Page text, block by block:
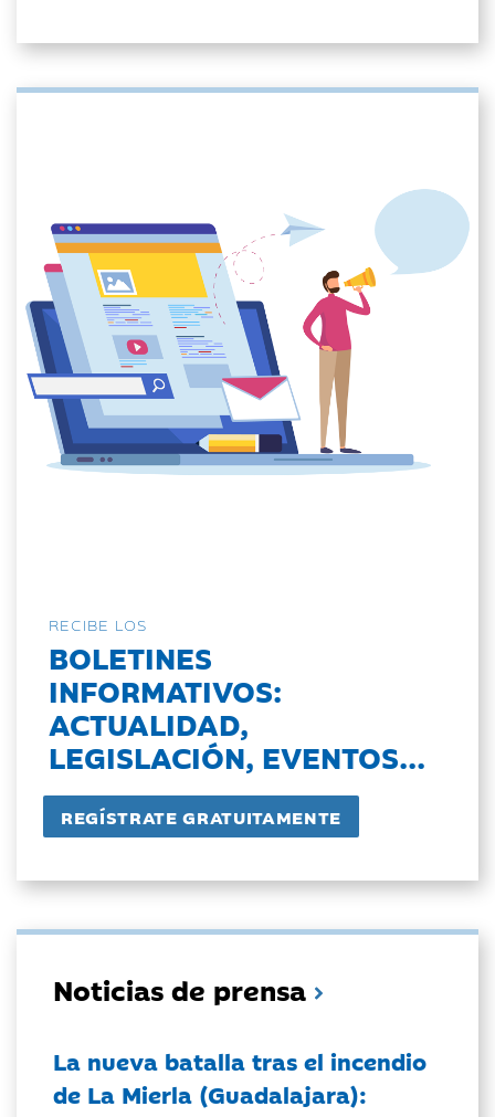
RECIBE LOS
BOLETINES
INFORMATIVOS:
ACTUALIDAD,
LEGISLACIÓN, EVENTOS...
Noticias de prensa
La nueva batalla tras el incendio
de La Mierla (Guadalajara):